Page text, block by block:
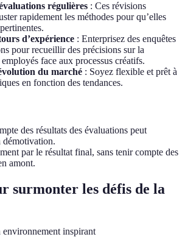
régulières : Ces révisions
rapidement les méthodes pour qu’elles
d’expérience : Enterprisez des enquêtes
pour recueillir des précisions sur la
face aux processus créatifs.
du marché : Soyez flexible et prêt à
en fonction des tendances.
des résultats des évaluations peut
démotivation.
par le résultat final, sans tenir compte des
amont.
surmonter les défis de la
inspirant